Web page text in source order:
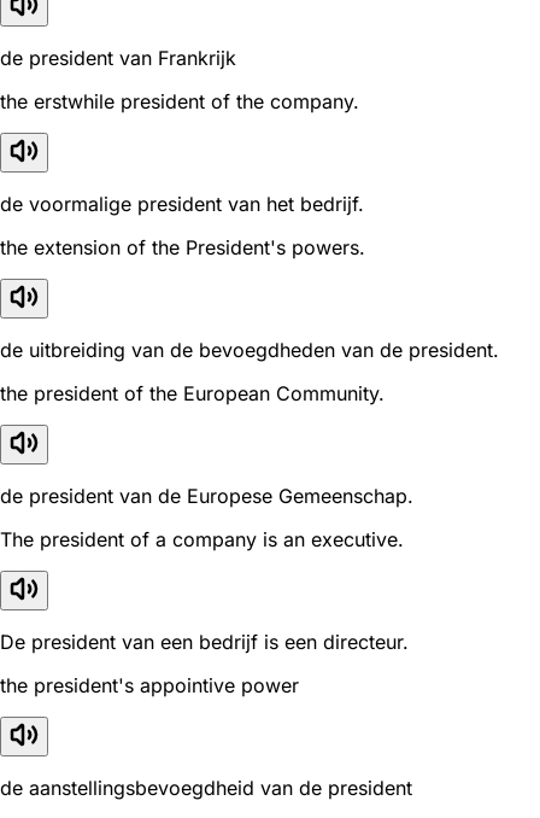
de president van Frankrijk
the erstwhile president of the company.
de voormalige president van het bedrijf.
the extension of the President's powers.
de uitbreiding van de bevoegdheden van de president.
the president of the European Community.
de president van de Europese Gemeenschap.
The president of a company is an executive.
De president van een bedrijf is een directeur.
the president's appointive power
de aanstellingsbevoegdheid van de president